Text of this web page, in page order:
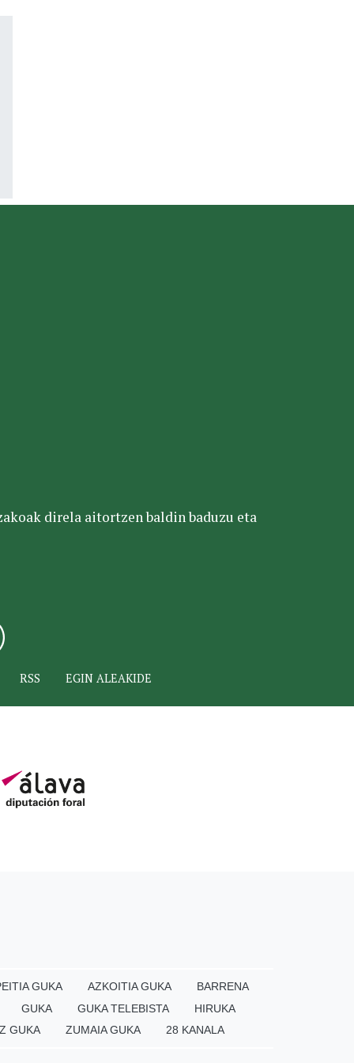
direla aitortzen baldin baduzu eta
RSS EGIN ALEAKIDE
GUKA AZKOITIA GUKA
BARRENA
GUKA
GUKA TELEBISTA
HIRUKA
GUKA
ZUMAIA GUKA 28 KANALA